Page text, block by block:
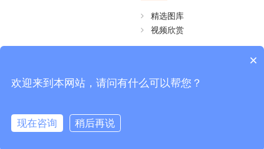
精选图库
视频欣赏
周一至周五 08:30~18:00
版权所有 © 广东鸿威国际会展集团有限公司
×
欢迎来到本网站，请问有什么可以帮您？
现在咨询 稍后再说